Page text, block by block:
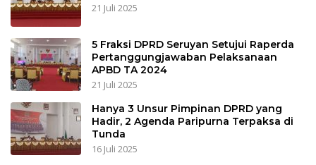
21 Juli 2025
5 Fraksi DPRD Seruyan Setujui Raperda
Pertanggungjawaban Pelaksanaan
APBD TA 2024
21 Juli 2025
Hanya 3 Unsur Pimpinan DPRD yang
Hadir, 2 Agenda Paripurna Terpaksa di
Tunda
16 Juli 2025